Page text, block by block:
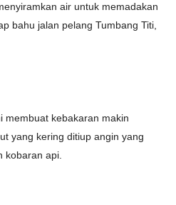
air untuk memadakan
bahu jalan pelang Tumbang Titi,
membuat kebakaran makin
yang kering ditiup angin yang
kobaran api.